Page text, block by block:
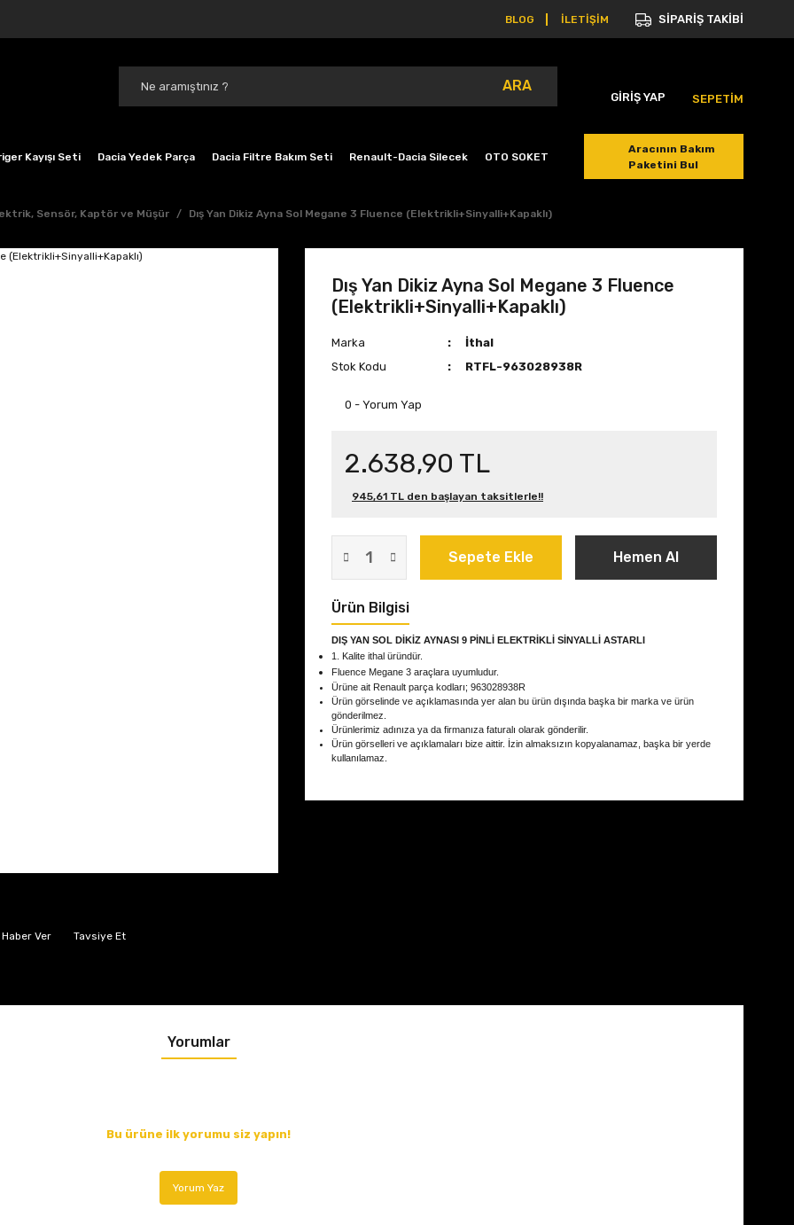
BLOG İLETİŞİM SİPARİŞ TAKİBİ
ARA
GİRİŞ YAP SEPETİM
Kayışı Seti Dacia Yedek Parça Dacia Filtre Bakım Seti Renault-Dacia Silecek OTO SOKET
Aracının Bakım
Paketini Bul
Sensör, Kaptör ve Müşür Dış Yan Dikiz Ayna Sol Megane 3 Fluence (Elektrikli+Sinyalli+Kapaklı)
Ver Tavsiye Et
Dış Yan Dikiz Ayna Sol Megane 3 Fluence
(Elektrikli+Sinyalli+Kapaklı)
Marka
İthal
Stok Kodu
RTFL-963028938R
0 - Yorum Yap
2.638,90 TL
945,61 TL den başlayan taksitlerle!!
Sepete Ekle Hemen Al
Ürün Bilgisi
DIŞ YAN SOL DİKİZ AYNASI 9 PİNLİ ELEKTRİKLİ SİNYALLİ ASTARLI
1. Kalite ithal üründür.
Fluence Megane 3 araçlara uyumludur.
Ürüne ait Renault parça kodları; 963028938R
Ürün görselinde ve açıklamasında yer alan bu ürün dışında başka bir marka ve ürün
gönderilmez.
Ürünlerimiz adınıza ya da firmanıza faturalı olarak gönderilir.
Ürün görselleri ve açıklamaları bize aittir. İzin almaksızın kopyalanamaz, başka bir yerde
kullanılamaz.
Yorumlar
Bu ürüne ilk yorumu siz yapın!
Yorum Yaz